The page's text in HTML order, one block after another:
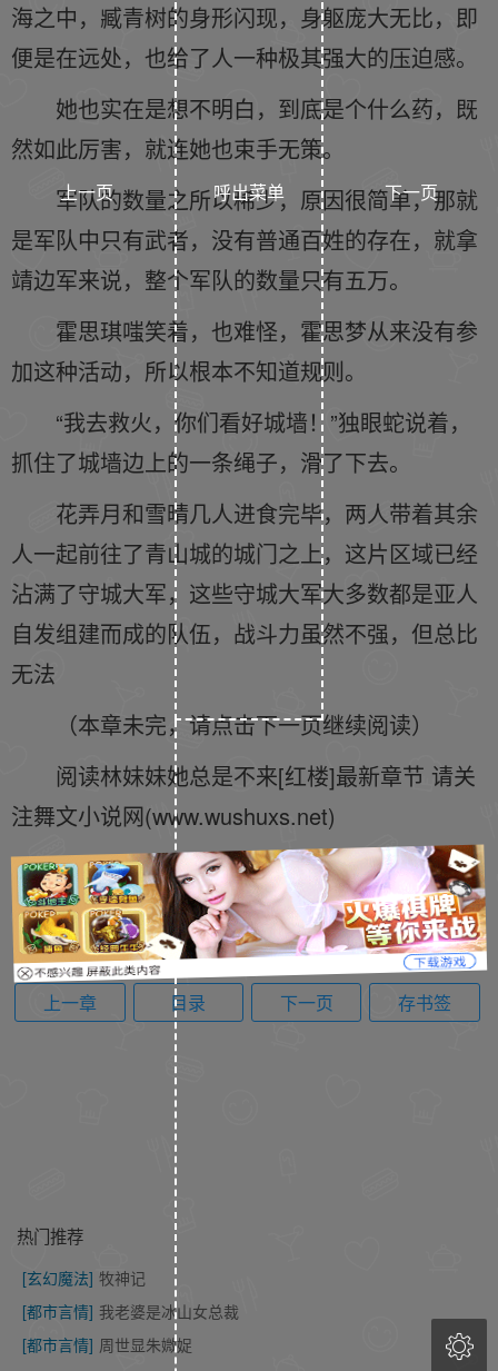
海之中，臧青树的身形闪现，身躯庞大无比，即
便是在远处，也给了人一种极其强大的压迫感。
她也实在是想不明白，到底是个什么药，既
然如此厉害，就连她也束手无策。
军队的数量之所以稀少，原因很简单，那就
是军队中只有武者，没有普通百姓的存在，就拿
靖边军来说，整个军队的数量只有五万。
霍思琪嗤笑着，也难怪，霍思梦从来没有参
加这种活动，所以根本不知道规则。
“我去救火，你们看好城墙！”独眼蛇说着，
抓住了城墙边上的一条绳子，滑了下去。
花弄月和雪晴几人进食完毕，两人带着其余
人一起前往了青山城的城门之上，这片区域已经
沾满了守城大军，这些守城大军大多数都是亚人
自发组建而成的队伍，战斗力虽然不强，但总比
无法
（本章未完，请点击下一页继续阅读）
阅读林妹妹她总是不来[红楼]最新章节 请关
注舞文小说网(www.wushuxs.net)
上一章 目录 下一页 存书签
热门推荐
[玄幻魔法] 牧神记
[都市言情] 我老婆是冰山女总裁
[都市言情] 周世显朱媺娖

上一页 下一页
呼出菜单